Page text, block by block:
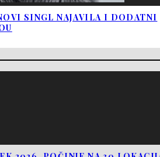
SINGL NAJAVILA I DODATNI